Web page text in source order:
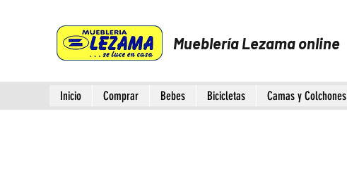
Mueblería Lezama online
Inicio Comprar Bebes Bicicletas Camas y Colchones